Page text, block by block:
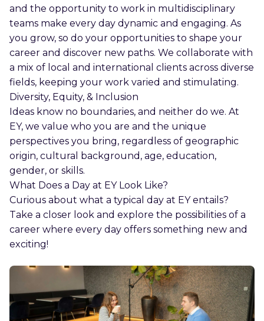
and the opportunity to work in multidisciplinary
teams make every day dynamic and engaging. As
you grow, so do your opportunities to shape your
career and discover new paths. We collaborate with
a mix of local and international clients across diverse
fields, keeping your work varied and stimulating.
Diversity, Equity, & Inclusion
Ideas know no boundaries, and neither do we. At
EY, we value who you are and the unique
perspectives you bring, regardless of geographic
origin, cultural background, age, education,
gender, or skills.
What Does a Day at EY Look Like?
Curious about what a typical day at EY entails?
Take a closer look and explore the possibilities of a
career where every day offers something new and
exciting!